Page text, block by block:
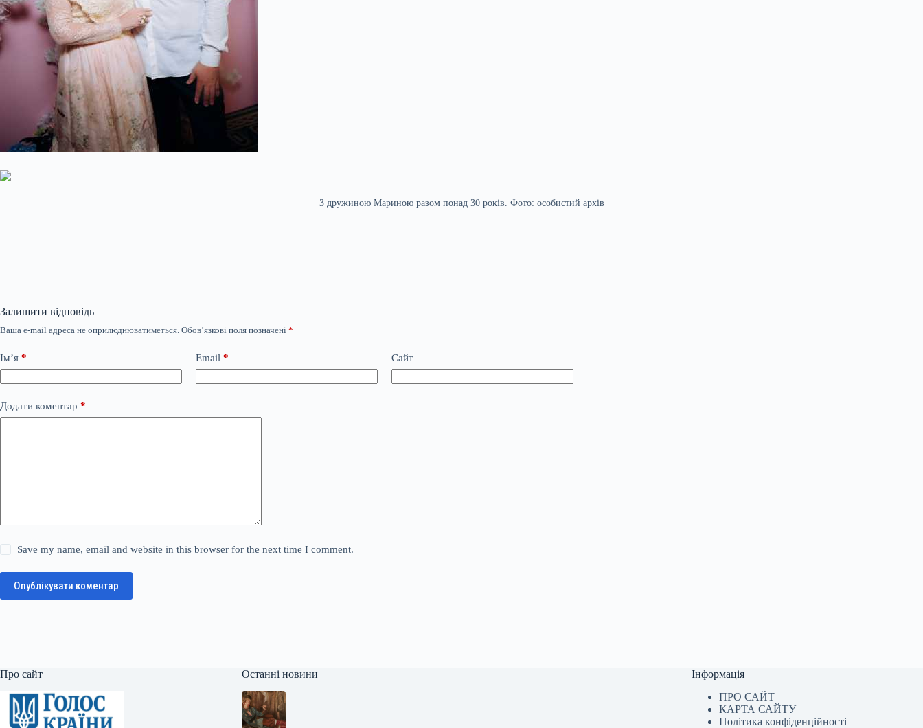
З дружиною Мариною разом понад 30 років. Фото: особистий архів
Залишити відповідь
Ваша e-mail адреса не оприлюднюватиметься. Обов’язкові поля позначені *
Ім’я * Email * Сайт
Додати коментар *
Save my name, email and website in this browser for the next time I comment.
Опублікувати коментар
Про сайт Останні новини
Інформація
ПРО САЙТ
КАРТА САЙТУ
Політика конфіденційності